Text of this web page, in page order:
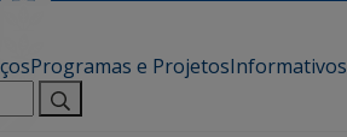
Programas e ProjetosInformativos